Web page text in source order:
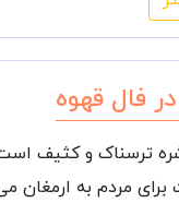
فال قهوه
ترسناک و کثیف
مردم به ارمغان